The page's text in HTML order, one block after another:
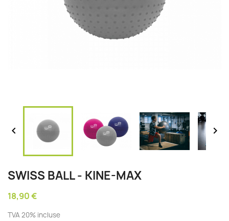
 
SWISS BALL - KINE-MAX
18,90 €
TVA 20% incluse